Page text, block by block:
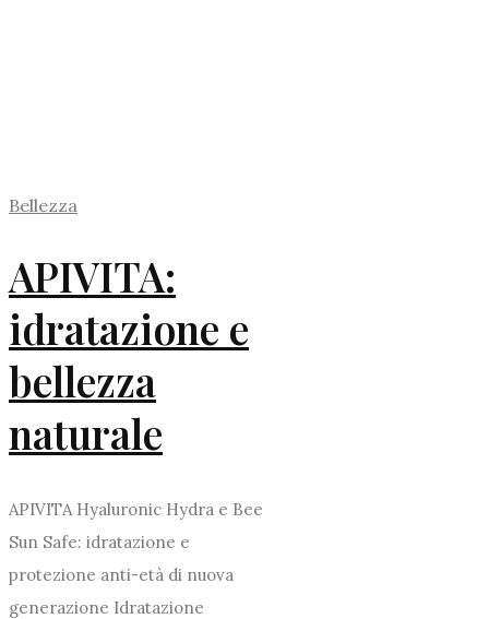
Bellezza
APIVITA:
idratazione e
bellezza
naturale
APIVITA Hyaluronic Hydra e Bee
Sun Safe: idratazione e
protezione anti-età di nuova
generazione Idratazione